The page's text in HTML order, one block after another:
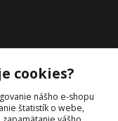
cookies?
nášho e-shopu
štatistík o webe,